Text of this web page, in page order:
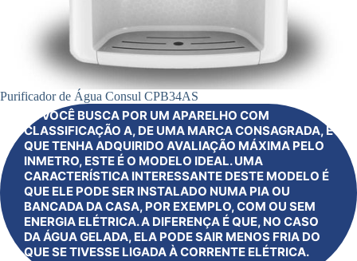
Purificador de Água Consul CPB34AS
SE VOCÊ BUSCA POR UM APARELHO COM
CLASSIFICAÇÃO A, DE UMA MARCA CONSAGRADA, E
QUE TENHA ADQUIRIDO AVALIAÇÃO MÁXIMA PELO
INMETRO, ESTE É O MODELO IDEAL. UMA
CARACTERÍSTICA INTERESSANTE DESTE MODELO É
QUE ELE PODE SER INSTALADO NUMA PIA OU
BANCADA DA CASA, POR EXEMPLO, COM OU SEM
ENERGIA ELÉTRICA. A DIFERENÇA É QUE, NO CASO
DA ÁGUA GELADA, ELA PODE SAIR MENOS FRIA DO
QUE SE TIVESSE LIGADA À CORRENTE ELÉTRICA.